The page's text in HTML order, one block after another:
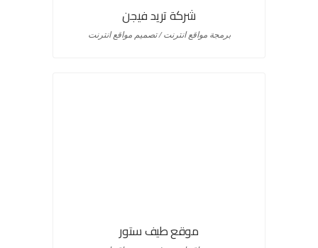
شركة تريد فيجن
برمجة مواقع انترنت / تصميم مواقع انترنت
موقع طيف ستور